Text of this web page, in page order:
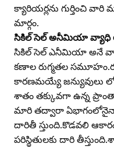
క్యారియర్లను గుర్తించి
మార్గం.
సికిల్‌ సెల్‌ అనీమియా వ్యాధి
సికిల్‌ సెల్‌ ఎనీమియా అనే
కణాల రుగ్మతల
కారణమయ్యే
శాతం తక్కువగా ఉన్న
మారి తద్వారా
దారితీ స్తుంది.కొడవలి
పరిస్థితులకు దారి